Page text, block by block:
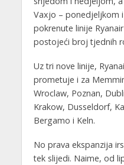
Vaxjo – ponedjeljkom
pokrenute linije
postojeći broj tjednih
Uz tri nove linije,
prometuje i za
Wroclaw, Poznan,
Krakow, Dusseldorf,
Bergamo i Keln.
No prava ekspanzija
tek slijedi. Naime, od